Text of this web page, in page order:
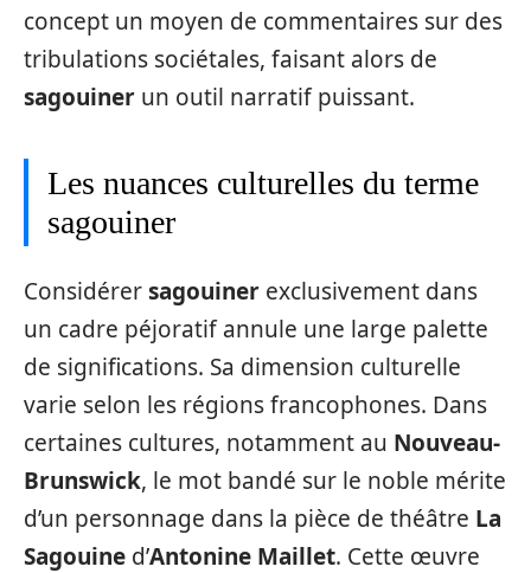
concept un moyen de commentaires sur des
tribulations sociétales, faisant alors de
sagouiner un outil narratif puissant.
Les nuances culturelles du terme
sagouiner
Considérersagouiner exclusivement dans
un cadre péjoratif annule une large palette
de significations. Sa dimension culturelle
varie selon les régions francophones. Dans
certaines cultures, notamment au Nouveau-
Brunswick, le mot bandé sur le noble mérite
d’un personnage dans la pièce de théâtre La
Sagouine d’Antonine Maillet. Cette œuvre